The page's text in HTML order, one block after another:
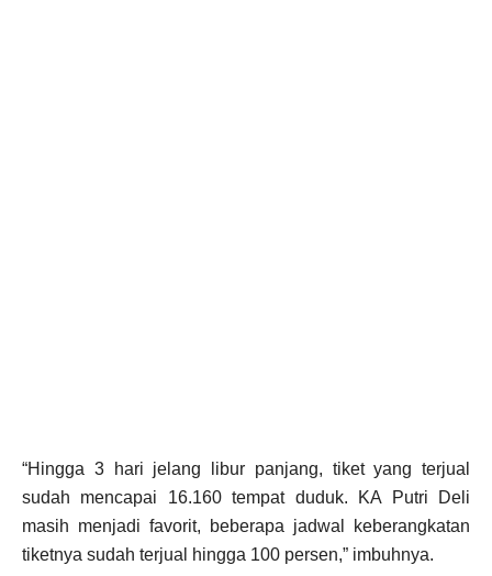
“Hingga 3 hari jelang libur panjang, tiket yang terjual
sudah mencapai 16.160 tempat duduk. KA Putri Deli
masih menjadi favorit, beberapa jadwal keberangkatan
tiketnya sudah terjual hingga 100 persen,” imbuhnya.